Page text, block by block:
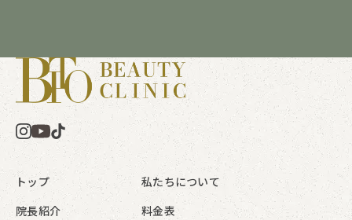
トップ
私たちについて
院長紹介
料金表